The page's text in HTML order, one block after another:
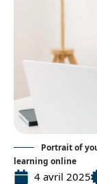
Portrait of
learning online
4 avril 2025